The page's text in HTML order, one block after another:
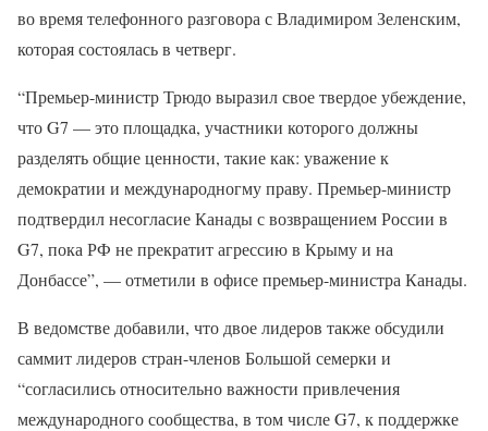
во время телефонного разговора с Владимиром Зеленским,
которая состоялась в четверг.
“Премьер-министр Трюдо выразил свое твердое убеждение,
что G7 — это площадка, участники которого должны
разделять общие ценности, такие как: уважение к
демократии и международногму праву. Премьер-министр
подтвердил несогласие Канады с возвращением России в
G7, пока РФ не прекратит агрессию в Крыму и на
Донбассе”, — отметили в офисе премьер-министра Канады.
В ведомстве добавили, что двое лидеров также обсудили
саммит лидеров стран-членов Большой семерки и
“согласились относительно важности привлечения
международного сообщества, в том числе G7, к поддержке